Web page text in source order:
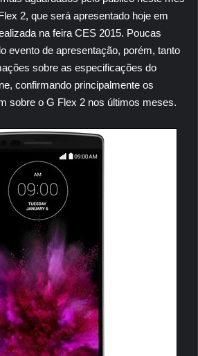
2, que será apresentado hoje em
na feira CES 2015. Poucas
evento de apresentação, porém, tanto
sobre as especificações do
confirmando principalmente os
sobre o G Flex 2 nos últimos meses.